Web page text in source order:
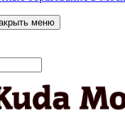
меню